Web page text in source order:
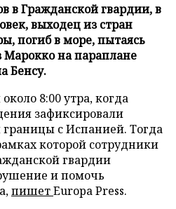
в Гражданской гвардии, в
выходец из стран
погиб в море, пытаясь
Марокко на параплане
Бенсу.
8:00 утра, когда
зафиксировали
с Испанией. Тогда
которой сотрудники
гвардии
и помочь
пишетEuropa Press.